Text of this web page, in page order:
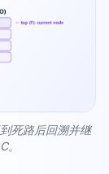
死路后回溯并继